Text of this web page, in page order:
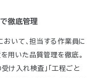
徹底管理
いて、担当する作業員に
用いた品質管理を徹底。
け入れ検査」「工程ごと